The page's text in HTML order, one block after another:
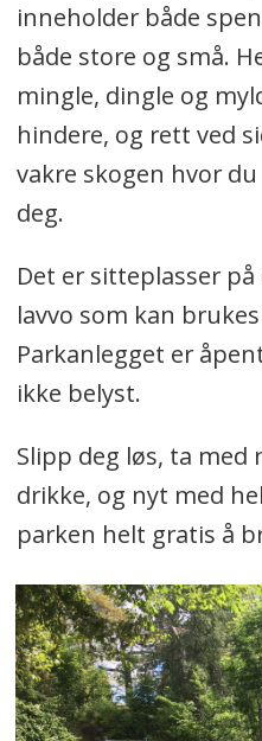
inneholder både
både store og små.
mingle, dingle og
hindere, og rett ved
vakre skogen hvor
deg.
Det er sitteplasser
lavvo som kan
Parkanlegget er
ikke belyst.
Slipp deg løs, ta med
drikke, og nyt med
parken helt gratis å